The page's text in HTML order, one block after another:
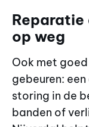
Reparatie
op weg
Ook met
gebeuren:
storing in de
banden of